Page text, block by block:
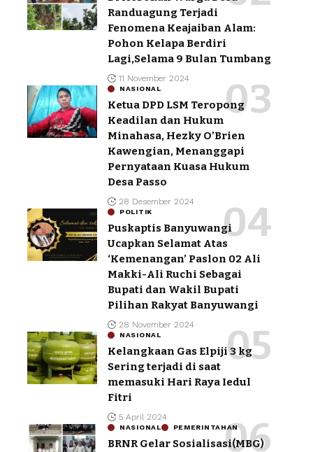
Randuagung Terjadi
Fenomena Keajaiban Alam:
Pohon Kelapa Berdiri
Lagi,Selama 9 Bulan Tumbang
11 November 2024
NASIONAL
Ketua DPD LSM Teropong
Keadilan dan Hukum
Minahasa, Hezky O’Brien
Kawengian, Menanggapi
Pernyataan Kuasa Hukum
Desa Passo
28 Desember 2024
POLITIK
Puskaptis Banyuwangi
Ucapkan Selamat Atas
‘Kemenangan’ Paslon 02 Ali
Makki-Ali Ruchi Sebagai
Bupati dan Wakil Bupati
Pilihan Rakyat Banyuwangi
28 November 2024
NASIONAL
Kelangkaan Gas Elpiji 3 kg
Sering terjadi di saat
memasuki Hari Raya Iedul
Fitri
5 April 2024
NASIONAL PEMERINTAHAN
BRNR Gelar Sosialisasi(MBG)